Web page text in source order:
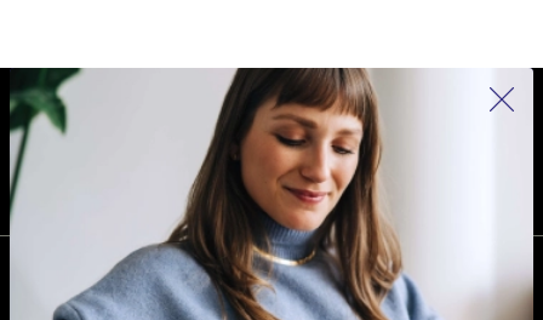
REFURBED NEDERLAND - RETHINK NEW.
VOLG ONS
BEDRIJF